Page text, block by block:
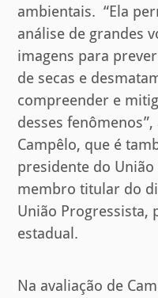
ambientais. “Ela
análise de grandes
imagens para
de secas e
compreender e
desses
Campêlo, que é
presidente do
membro titular do
União Progressista,
estadual.
Na avaliação de